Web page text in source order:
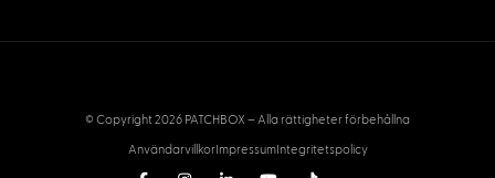
© Copyright 2026 PATCHBOX – Alla rättigheter förbehållna
AnvändarvillkorImpressumIntegritetspolicy